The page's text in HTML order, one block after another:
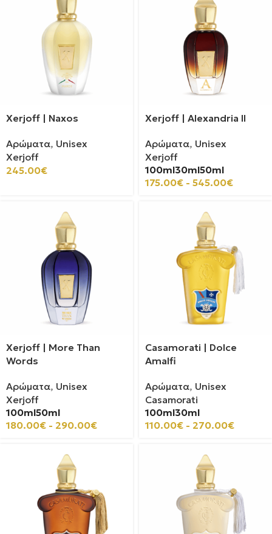
Xerjoff | Naxos
Αρώματα, Unisex
Xerjoff
245.00€
Xerjoff | Alexandria II
Αρώματα, Unisex
Xerjoff
100ml30ml50ml
175.00€ - 545.00€
Xerjoff | More Than
Words
Αρώματα, Unisex
Xerjoff
100ml50ml
180.00€ - 290.00€
Casamorati | Dolce
Amalfi
Αρώματα, Unisex
Casamorati
100ml30ml
110.00€ - 270.00€